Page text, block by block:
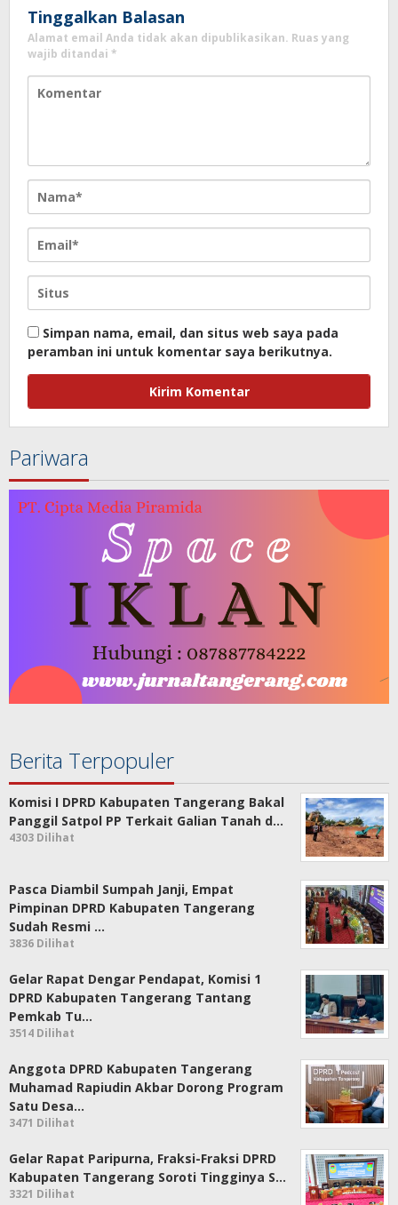
Tinggalkan Balasan
Alamat email Anda tidak akan dipublikasikan. Ruas yang
wajib ditandai *
Simpan nama, email, dan situs web saya pada
peramban ini untuk komentar saya berikutnya.
Pariwara
Berita Terpopuler
Komisi I DPRD Kabupaten Tangerang Bakal
Panggil Satpol PP Terkait Galian Tanah d…
4303 Dilihat
Pasca Diambil Sumpah Janji, Empat
Pimpinan DPRD Kabupaten Tangerang
Sudah Resmi …
3836 Dilihat
Gelar Rapat Dengar Pendapat, Komisi 1
DPRD Kabupaten Tangerang Tantang
Pemkab Tu…
3514 Dilihat
Anggota DPRD Kabupaten Tangerang
Muhamad Rapiudin Akbar Dorong Program
Satu Desa…
3471 Dilihat
Gelar Rapat Paripurna, Fraksi-Fraksi DPRD
Kabupaten Tangerang Soroti Tingginya S…
3321 Dilihat